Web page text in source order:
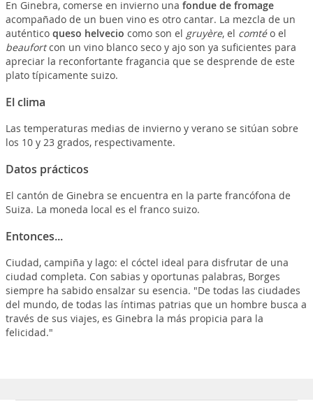
En Ginebra, comerse en invierno una fondue de fromage
acompañado de un buen vino es otro cantar. La mezcla de un
auténtico queso helvecio como son el gruyère, el comtéo el
beaufortcon un vino blanco seco y ajo son ya suficientes para
apreciar la reconfortante fragancia que se desprende de este
plato típicamente suizo.
El clima
Las temperaturas medias de invierno y verano se sitúan sobre
los 10 y 23 grados, respectivamente.
Datos prácticos
El cantón de Ginebra se encuentra en la parte francófona de
Suiza. La moneda local es el franco suizo.
Entonces...
Ciudad, campiña y lago: el cóctel ideal para disfrutar de una
ciudad completa. Con sabias y oportunas palabras, Borges
siempre ha sabido ensalzar su esencia. "De todas las ciudades
del mundo, de todas las íntimas patrias que un hombre busca a
través de sus viajes, es Ginebra la más propicia para la
felicidad."